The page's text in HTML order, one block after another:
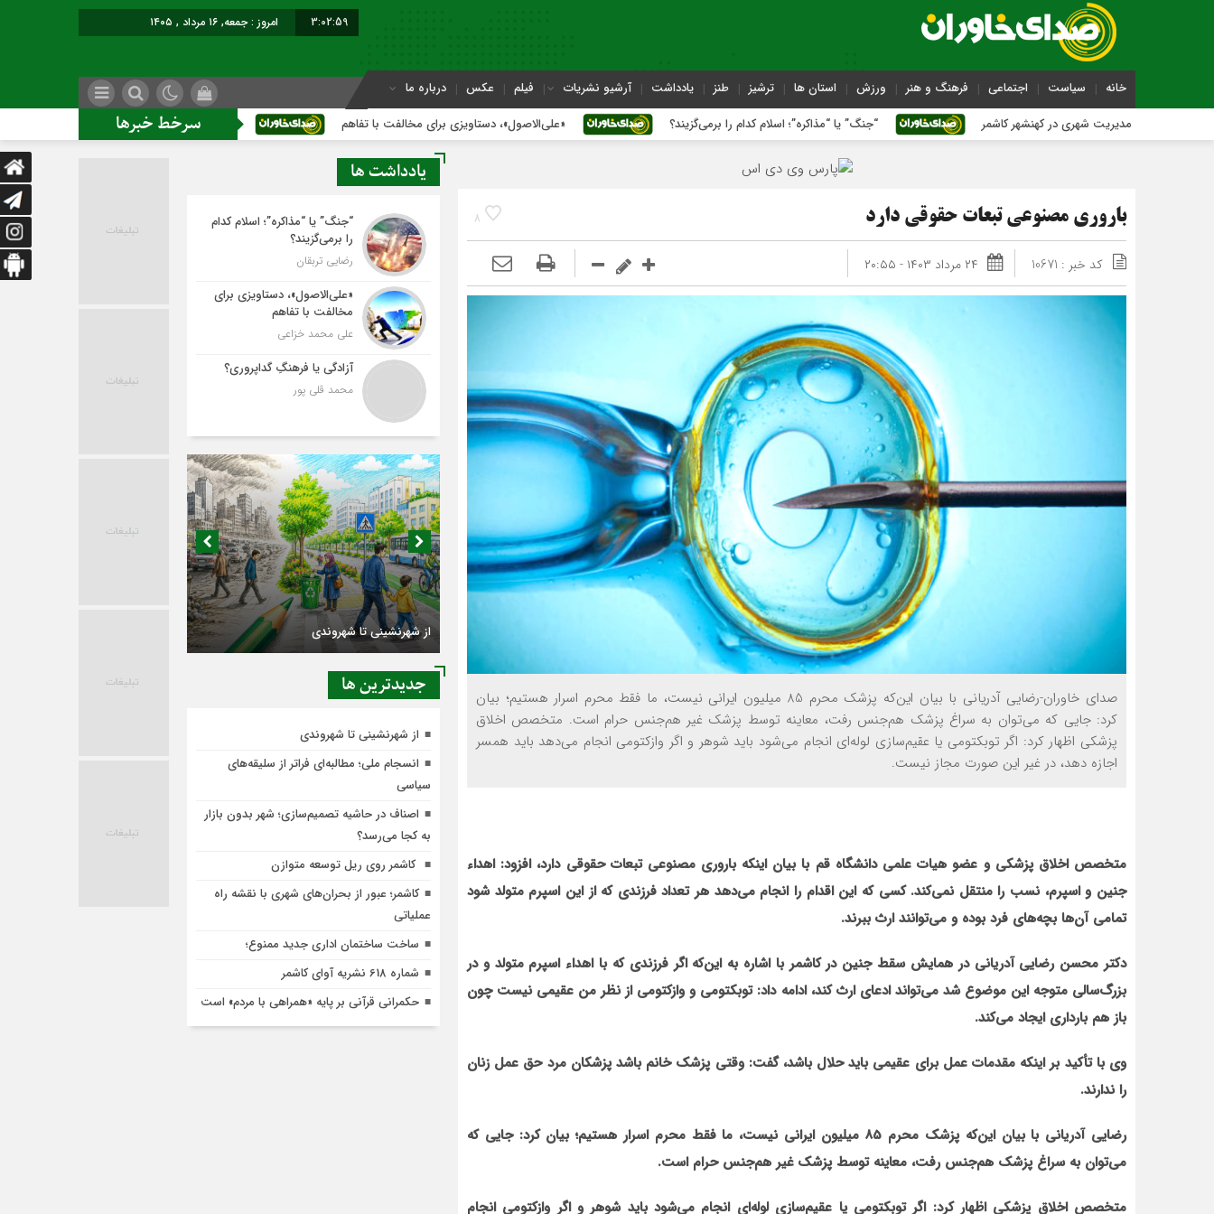
3:02:59 امروز : جمعه, ۱۶ مرداد , ۱۴۰۵
خانه سیاست اجتماعی فرهنگ و هنر ورزش استان ها ترشیز طنز یادداشت آرشیو نشریات فیلم عکس درباره ما
سرخط خبرها مدیریت شهری در کهنشهر کاشمر “جنگ” یا “مذاکره”؛ اسلام کدام را برمی‌گزیند؟ «علی‌الاصول»، دستاویزی برای مخالفت با تفاهم آزادگی یا فرهنگِ گداپروری؟
8 باروری مصنوعی تبعات حقوقی دارد
کد خبر : 10671 ۲۴ مرداد ۱۴۰۳ - ۲۰:۵۵
صدای خاوران-رضایی آدریانی با بیان این‌که پزشک محرم 85 میلیون ایرانی نیست، ما فقط محرم اسرار هستیم؛ بیان
کرد: جایی که می‌توان به سراغ پزشک هم‌جنس رفت، معاینه توسط پزشک غیر هم‌جنس حرام است. متخصص اخلاق
پزشکی اظهار کرد: اگر توبکتومی یا عقیم‌سازی لوله‌ای انجام می‌شود باید شوهر و اگر وازکتومی انجام می‌دهد باید همسر
اجازه دهد، در غیر این صورت مجاز نیست.
متخصص اخلاق پزشکی و عضو هیات علمی دانشگاه قم با بیان اینکه باروری مصنوعی تبعات حقوقی دارد، افزود: اهداء
جنین و اسپرم، نسب را منتقل نمی‌کند. کسی که این اقدام را انجام می‌دهد هر تعداد فرزندی که از این اسپرم متولد شود
تمامی آن‌ها بچه‌های فرد بوده و می‌توانند ارث ببرند.
دکتر محسن رضایی آدریانی در همایش سقط جنین در کاشمر با اشاره به این‌که اگر فرزندی که با اهداء اسپرم متولد و در
بزرگ‌سالی متوجه این موضوع شد می‌تواند ادعای ارث کند، ادامه داد: توبکتومی و وازکتومی از نظر من عقیمی نیست چون
باز هم بارداری ایجاد می‌کند.
وی با تأکید بر اینکه مقدمات عمل برای عقیمی باید حلال باشد، گفت: وقتی پزشک خانم باشد پزشکان مرد حق عمل زنان
را ندارند.
رضایی آدریانی با بیان این‌که پزشک محرم 85 میلیون ایرانی نیست، ما فقط محرم اسرار هستیم؛ بیان کرد: جایی که
می‌توان به سراغ پزشک هم‌جنس رفت، معاینه توسط پزشک غیر هم‌جنس حرام است.
متخصص اخلاق پزشکی اظهار کرد: اگر توبکتومی یا عقیم‌سازی لوله‌ای انجام می‌شود باید شوهر و اگر وازکتومی انجام
یادداشت ها
“جنگ” یا “مذاکره”؛ اسلام کدام
را برمی‌گزیند؟
رضایی تربقان
«علی‌الاصول»، دستاویزی برای
مخالفت با تفاهم
علی محمد خزاعی
آزادگی یا فرهنگِ گداپروری؟
محمد قلی پور
از شهرنشینی تا شهروندی
جديدترين ها
از شهرنشینی تا شهروندی
انسجام ملی؛ مطالبه‌ای فراتر از سلیقه‌های
سیاسی
اصناف در حاشیه تصمیم‌سازی؛ شهر بدون بازار
به کجا می‌رسد؟
کاشمر روی ریل توسعه متوازن
کاشمر؛ عبور از بحران‌های شهری با نقشه راه
عملیاتی
ساخت ساختمان اداری جدید ممنوع؛
شماره 618 نشریه آوای کاشمر
حکمرانی قرآنی بر پایه «همراهی با مردم» است